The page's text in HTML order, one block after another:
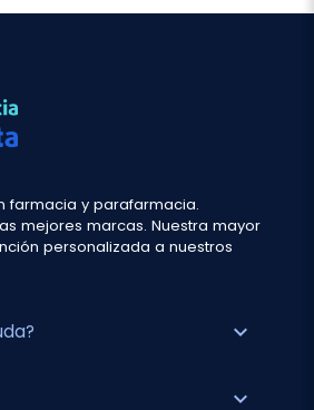
farmacia y parafarmacia.
mejores marcas. Nuestra mayor
personalizada a nuestros
expand_more
expand_more